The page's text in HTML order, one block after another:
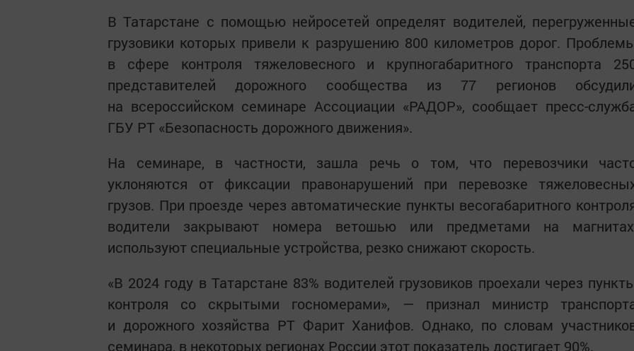
В Татарстане с помощью нейросетей определят водителей,
грузовики которых привели к разрушению 800 километров дорог.
в сфере контроля тяжеловесного и крупногабаритного транспорта
представителей дорожного сообщества из 77 регионов
на всероссийском семинаре Ассоциации «РАДОР», сообщает пресс-
ГБУ РТ «Безопасность дорожного движения».
На семинаре, в частности, зашла речь о том, что перевозчики
уклоняются от фиксации правонарушений при перевозке
грузов. При проезде через автоматические пункты весогабаритного
водители закрывают номера ветошью или предметами на
используют специальные устройства, резко снижают скорость.
«В 2024 году в Татарстане 83% водителей грузовиков проехали через
контроля со скрытыми госномерами», — признал министр
и дорожного хозяйства РТ Фарит Ханифов. Однако, по словам
семинара, в некоторых регионах России этот показатель достигает 90%.